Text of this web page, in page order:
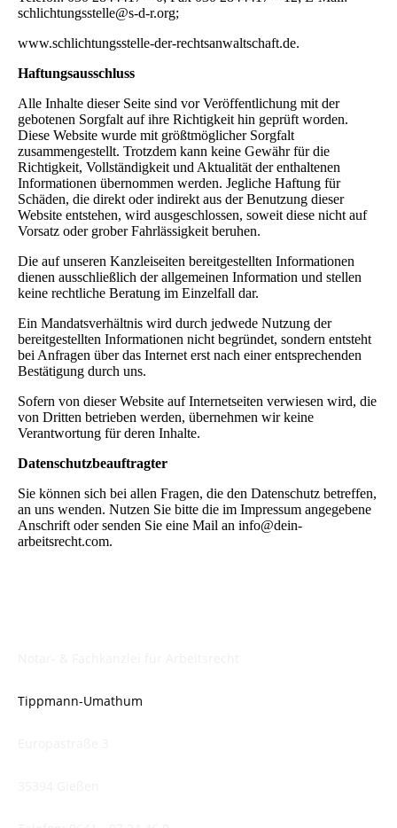
schlichtungsstelle@s-d-r.org;
www.schlichtungsstelle-der-rechtsanwaltschaft.de.
Haftungsausschluss
Alle Inhalte dieser Seite sind vor Veröffentlichung mit der
gebotenen Sorgfalt auf ihre Richtigkeit hin geprüft worden.
Diese Website wurde mit größtmöglicher Sorgfalt
zusammengestellt. Trotzdem kann keine Gewähr für die
Richtigkeit, Vollständigkeit und Aktualität der enthaltenen
Informationen übernommen werden. Jegliche Haftung für
Schäden, die direkt oder indirekt aus der Benutzung dieser
Website entstehen, wird ausgeschlossen, soweit diese nicht auf
Vorsatz oder grober Fahrlässigkeit beruhen.
Die auf unseren Kanzleiseiten bereitgestellten Informationen
dienen ausschließlich der allgemeinen Information und stellen
keine rechtliche Beratung im Einzelfall dar.
Ein Mandatsverhältnis wird durch jedwede Nutzung der
bereitgestellten Informationen nicht begründet, sondern entsteht
bei Anfragen über das Internet erst nach einer entsprechenden
Bestätigung durch uns.
Sofern von dieser Website auf Internetseiten verwiesen wird, die
von Dritten betrieben werden, übernehmen wir keine
Verantwortung für deren Inhalte.
Datenschutzbeauftragter
Sie können sich bei allen Fragen, die den Datenschutz betreffen,
an uns wenden. Nutzen Sie bitte die im Impressum angegebene
Anschrift oder senden Sie eine Mail an info@dein-
arbeitsrecht.com.
Tippmann-Umathum